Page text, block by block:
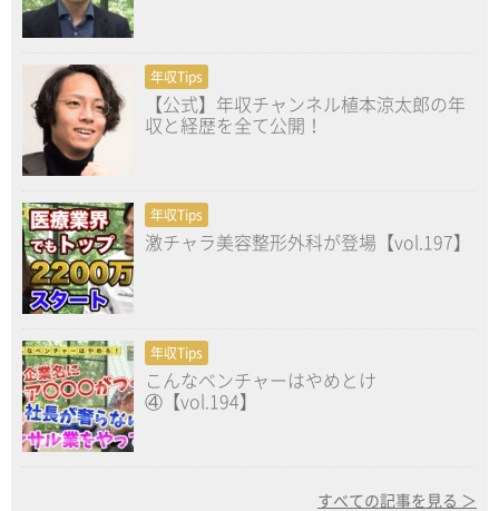
年収Tips
【公式】年収チャンネル植本涼太郎の年
収と経歴を全て公開！
年収Tips
激チャラ美容整形外科が登場【vol.197】
年収Tips
こんなベンチャーはやめとけ
④【vol.194】
すべての記事を見る ＞